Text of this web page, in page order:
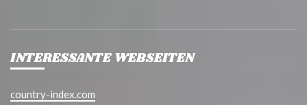
INTERESSANTE WEBSEITEN
country-index.com